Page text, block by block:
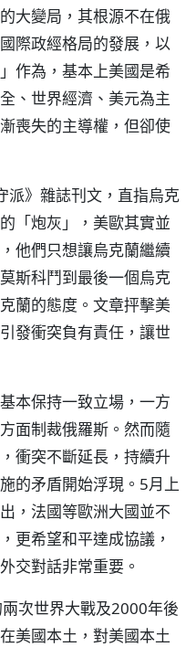
大變局，其根源不在俄
際政經格局的發展，以
作為，基本上美國是希
、世界經濟、美元為主
喪失的主導權，但卻使
派》雜誌刊文，直指烏克
「炮灰」，美歐其實並
他們只想讓烏克蘭繼續
斯科鬥到最後一個烏克
蘭的態度。文章抨擊美
發衝突負有責任，讓世
本保持一致立場，一方
面制裁俄羅斯。然而隨
衝突不斷延長，持續升
的矛盾開始浮現。5月上
，法國等歐洲大國並不
更希望和平達成協議，
交對話非常重要。
次世界大戰及2000年後
美國本土，對美國本土